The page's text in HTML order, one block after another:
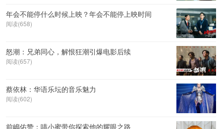
年会不能停什么时候上映？年会不能停上映时间
阅读(658)
怒潮：兄弟同心，解恨狂潮引爆电影后续
阅读(657)
蔡依林：华语乐坛的音乐魅力
阅读(602)
前嶋佑赞：喵小蜜带你探索他的耀眼之路